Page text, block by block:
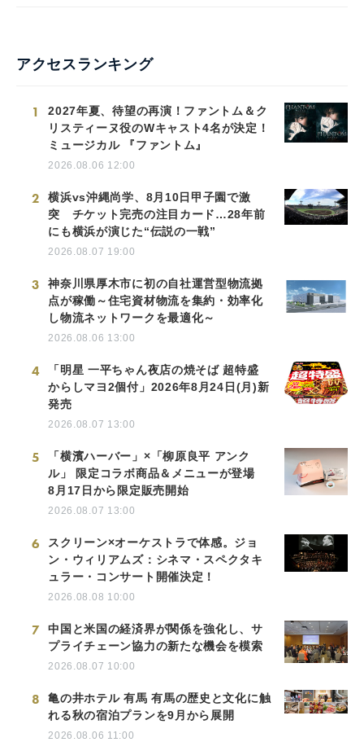
アクセスランキング
1
2027年夏、待望の再演！ファントム＆ク
リスティーヌ役のWキャスト4名が決定！
ミュージカル 『ファントム』
2026.08.06 12:00
2
横浜vs沖縄尚学、8月10日甲子園で激
突 チケット完売の注目カード…28年前
にも横浜が演じた“伝説の一戦”
2026.08.07 19:00
3
神奈川県厚木市に初の自社運営型物流拠
点が稼働～住宅資材物流を集約・効率化
し物流ネットワークを最適化～
2026.08.06 13:00
4
「明星 一平ちゃん夜店の焼そば 超特盛
からしマヨ2個付」2026年8月24日(月)新
発売
2026.08.07 13:00
5
「横濱ハーバー」×「柳原良平 アンク
ル」 限定コラボ商品＆メニューが登場
8月17日から限定販売開始
2026.08.07 13:00
6
スクリーン×オーケストラで体感。ジョ
ン・ウィリアムズ：シネマ・スペクタキ
ュラー・コンサート開催決定！
2026.08.08 10:00
7
中国と米国の経済界が関係を強化し、サ
プライチェーン協力の新たな機会を模索
2026.08.07 10:00
8
亀の井ホテル 有馬 有馬の歴史と文化に触
れる秋の宿泊プランを9月から展開
2026.08.06 11:00